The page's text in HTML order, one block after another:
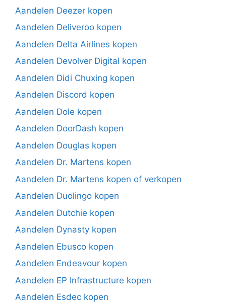
Aandelen Deezer kopen
Aandelen Deliveroo kopen
Aandelen Delta Airlines kopen
Aandelen Devolver Digital kopen
Aandelen Didi Chuxing kopen
Aandelen Discord kopen
Aandelen Dole kopen
Aandelen DoorDash kopen
Aandelen Douglas kopen
Aandelen Dr. Martens kopen
Aandelen Dr. Martens kopen of verkopen
Aandelen Duolingo kopen
Aandelen Dutchie kopen
Aandelen Dynasty kopen
Aandelen Ebusco kopen
Aandelen Endeavour kopen
Aandelen EP Infrastructure kopen
Aandelen Esdec kopen